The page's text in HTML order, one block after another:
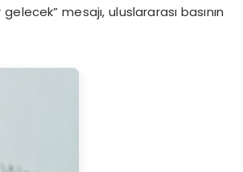
mesajı, uluslararası basının